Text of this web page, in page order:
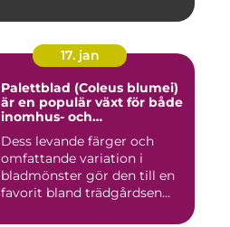
17. jan
Palettblad (Coleus blumei)
är en populär växt för både
inomhus- och
Dess levande färger och
omfattande variation i
bladmönster gör den till en
favorit bland trädgårdsen...